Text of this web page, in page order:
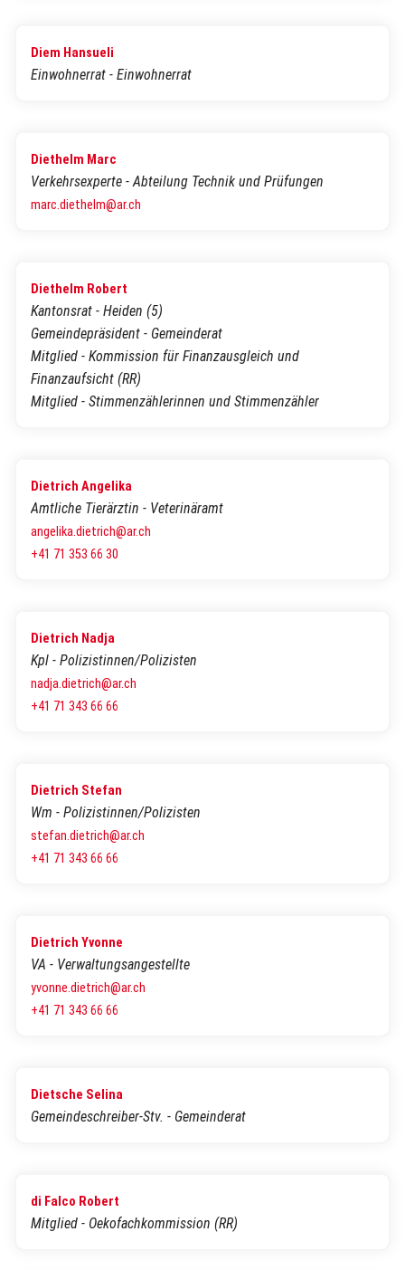
Diem Hansueli
Einwohnerrat - Einwohnerrat
Diethelm Marc
Verkehrsexperte - Abteilung Technik und Prüfungen
marc.diethelm@ar.ch
Diethelm Robert
Kantonsrat - Heiden (5)
Gemeindepräsident - Gemeinderat
Mitglied - Kommission für Finanzausgleich und
Finanzaufsicht (RR)
Mitglied - Stimmenzählerinnen und Stimmenzähler
Dietrich Angelika
Amtliche Tierärztin - Veterinäramt
angelika.dietrich@ar.ch
+41 71 353 66 30
Dietrich Nadja
Kpl - Polizistinnen/Polizisten
nadja.dietrich@ar.ch
+41 71 343 66 66
Dietrich Stefan
Wm - Polizistinnen/Polizisten
stefan.dietrich@ar.ch
+41 71 343 66 66
Dietrich Yvonne
VA - Verwaltungsangestellte
yvonne.dietrich@ar.ch
+41 71 343 66 66
Dietsche Selina
Gemeindeschreiber-Stv. - Gemeinderat
di Falco Robert
Mitglied - Oekofachkommission (RR)